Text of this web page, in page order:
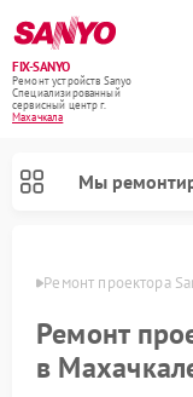
FIX-SANYO
Ремонт устройств Sanyo
Специализированный
cервисный центр г.
Махачкала
Мы
Ремонт проектора
Ремонт
в